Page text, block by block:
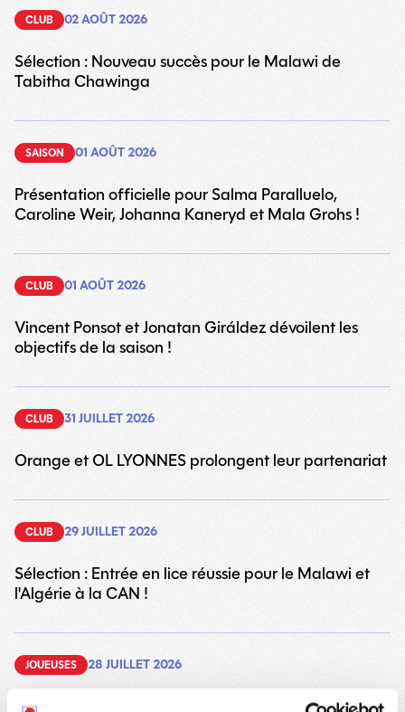
CLUB 02 AOÛT 2026
Sélection : Nouveau succès pour le Malawi de
Tabitha Chawinga
SAISON 01 AOÛT 2026
Présentation officielle pour Salma Paralluelo,
Caroline Weir, Johanna Kaneryd et Mala Grohs !
CLUB 01 AOÛT 2026
Vincent Ponsot et Jonatan Giráldez dévoilent les
objectifs de la saison !
CLUB 31 JUILLET 2026
Orange et OL LYONNES prolongent leur partenariat
CLUB 29 JUILLET 2026
Sélection : Entrée en lice réussie pour le Malawi et
l'Algérie à la CAN !
JOUEUSES 28 JUILLET 2026
Maeline Mendy rejoint le Paris FC